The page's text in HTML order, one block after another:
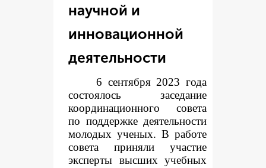
научной и
инновационной
деятельности
6 сентября 2023 года
состоялось заседание
координационного совета
по поддержке деятельности
молодых ученых. В работе
совета приняли участие
эксперты высших учебных